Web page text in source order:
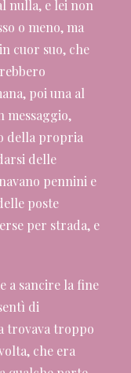
nulla, e lei non
o meno, ma
cuor suo, che
poi una al
messaggio,
della propria
delle
pennini e
poste
per strada, e
a sancire la fine
di
trovava troppo
che era